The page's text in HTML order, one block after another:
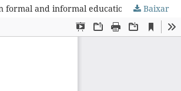
formal and informal educational spaces
Baixar